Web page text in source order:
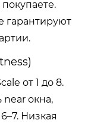
гарантируют
от 1 до 8.
near окна,
Низкая